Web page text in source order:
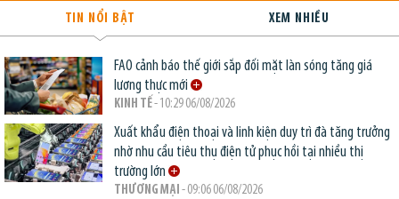
TIN NỔI BẬT XEM NHIỀU
FAO cảnh báo thế giới sắp đối mặt làn sóng tăng giá
lương thực mới
KINH TẾ- 10:29 06/08/2026
Xuất khẩu điện thoại và linh kiện duy trì đà tăng trưởng
nhờ nhu cầu tiêu thụ điện tử phục hồi tại nhiều thị
trường lớn
THƯƠNG MẠI - 09:06 06/08/2026